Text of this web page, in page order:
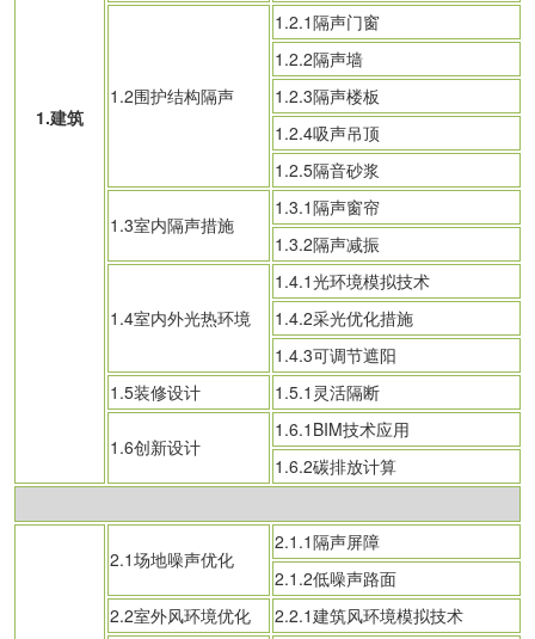
1.建筑
1.2围护结构隔声
1.2.1隔声门窗
1.2.2隔声墙
1.2.3隔声楼板
1.2.4吸声吊顶
1.2.5隔音砂浆
1.3室内隔声措施
1.3.1隔声窗帘
1.3.2隔声减振
1.4室内外光热环境
1.4.1光环境模拟技术
1.4.2采光优化措施
1.4.3可调节遮阳
1.5装修设计
1.5.1灵活隔断
1.6创新设计
1.6.1BIM技术应用
1.6.2碳排放计算
2.1场地噪声优化
2.1.1隔声屏障
2.1.2低噪声路面
2.2室外风环境优化
2.2.1建筑风环境模拟技术